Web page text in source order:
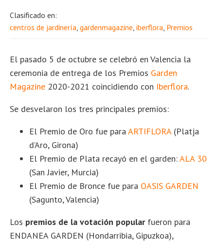
Clasificado en:
centros de jardinería, gardenmagazine, iberflora, Premios
El pasado 5 de octubre se celebró en Valencia la
ceremonia de entrega de los Premios Garden
Magazine 2020-2021 coincidiendo con Iberflora.
Se desvelaron los tres principales premios:
El Premio de Oro fue para ARTIFLORA(Platja
d’Aro, Girona)
El Premio de Plata recayó en el garden:ALA 30
(San Javier, Murcia)
El Premio de Bronce fue para OASIS GARDEN
(Sagunto, Valencia)
Los premios de la votación popularfueron para
ENDANEA GARDEN (Hondarribia, Gipuzkoa),